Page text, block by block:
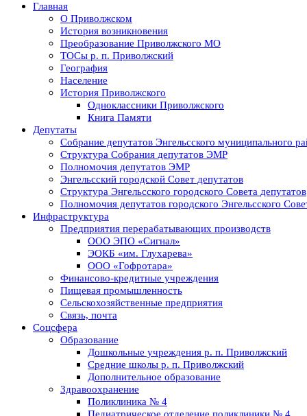
Главная
О Приволжском
История возникновения
Преобразование Приволжского МО
ТОСы р. п. Приволжский
География
Население
История Приволжского
Одноклассники Приволжского
Книга Памяти
Депутаты
Собрание депутатов Энгельсского муниципального
Структура Собрания депутатов ЭМР
Полномочия депутатов ЭМР
Энгельсский городской Совет депутатов
Структура Энгельсского городского Совета депутатов
Полномочия депутатов городского Энгельсского
Инфраструктура
Предприятия перерабатывающих производств
ООО ЭПО «Сигнал»
ЭОКБ «им. Глухарева»
ООО «Гофротара»
Финансово-кредитные учреждения
Пищевая промышленность
Сельскохозяйственные предприятия
Связь, почта
Соцсфера
Образование
Дошкольные учреждения р. п. Приволжский
Средние школы р. п. Приволжский
Дополнительное образование
Здравоохранение
Поликлиника № 4